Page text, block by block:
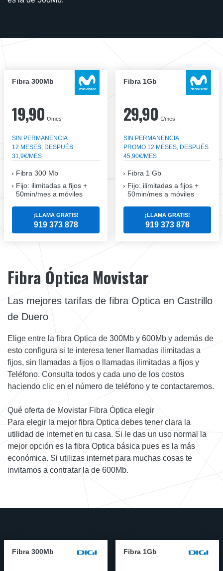
Fibra 300Mb
19,90 €/mes
SIN PERMANENCIA
12 MESES, DESPUÉS
31,9€/MES
Fibra 300 Mb
Fijo: ilimitadas a fijos +
50min/mes a móviles
¡LLAMA GRATIS!
919 373 878
Fibra 1Gb
29,90 €/mes
SIN PERMANENCIA
PROMO 12 MESES, DESPUÉS
45,90€/MES
Fibra 1 Gb
Fijo: ilimitadas a fijos +
50min/mes a móviles
¡LLAMA GRATIS!
919 373 878
Fibra Óptica Movistar
Las mejores tarifas de fibra Optica en Castrillo
de Duero
Elige entre la fibra Optica de 300Mb y 600Mb y además de
esto configura si te interesa tener llamadas ilimitadas a
fijos, sin llamadas a fijos o llamadas ilimitadas a fijos y
Teléfono. Consulta todos y cada uno de los costos
haciendo clic en el número de teléfono y te contactaremos.
Qué oferta de Movistar Fibra Óptica elegir
Para elegir la mejor fibra Optica debes tener clara la
utilidad de internet en tu casa. Si le das un uso normal la
mejor opción es la fibra Optica básica pues es la más
económica. Si utilizas internet para muchas cosas te
invitamos a contratar la de 600Mb.
Fibra 300Mb Fibra 1Gb